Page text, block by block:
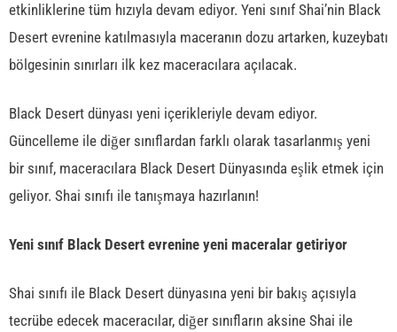
etkinliklerine tüm hızıyla devam ediyor. Yeni sınıf Shai’nin Black
Desert evrenine katılmasıyla maceranın dozu artarken, kuzeybatı
bölgesinin sınırları ilk kez maceracılara açılacak.
Black Desert dünyası yeni içerikleriyle devam ediyor.
Güncelleme ile diğer sınıflardan farklı olarak tasarlanmış yeni
bir sınıf, maceracılara Black Desert Dünyasında eşlik etmek için
geliyor. Shai sınıfı ile tanışmaya hazırlanın!
Yeni sınıf Black Desert evrenine yeni maceralar getiriyor
Shai sınıfı ile Black Desert dünyasına yeni bir bakış açısıyla
tecrübe edecek maceracılar, diğer sınıfların aksine Shai ile